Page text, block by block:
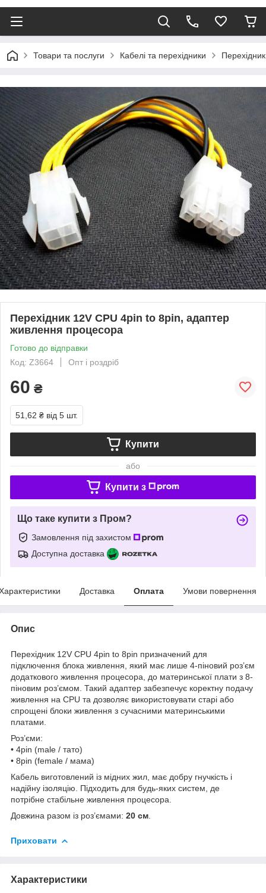
Товари та послуги Кабелі та перехідники
Перехідник 12V CPU 4pin to 8pin, адаптер
живлення процесора
Готово до відправки
Код: Z3664
Опт і роздріб
60 ₴
51,62 ₴ від 5 шт.
Купити
або
Купити з
Що таке купити з Пром?
Замовлення під захистом
Доступна доставка
Доставка Оплата Умови повернення
Опис
Перехідник 12V CPU 4pin to 8pin призначений для
підключення блока живлення, який має лише 4-піновий роз’єм
додаткового живлення процесора, до материнської плати з 8-
піновим роз’ємом. Такий адаптер забезпечує коректну подачу
живлення на CPU та дозволяє використовувати старі або
спрощені блоки живлення з сучасними материнськими
платами.
Роз’єми:
• 4pin (male / тато)
• 8pin (female / мама)
Кабель виготовлений із мідних жил, має добру гнучкість і
надійну ізоляцію. Підходить для будь-яких систем, де
потрібне стабільне живлення процесора.
Довжина разом із роз’ємами: 20 см
Приховати
Характеристики